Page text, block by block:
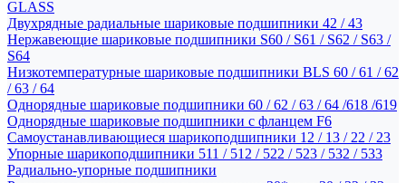
GLASS
Двухрядные радиальные шариковые подшипники 42 / 43
Нержавеющие шариковые подшипники S60 / S61 / S62 / S63 /
S64
Низкотемпературные шариковые подшипники BLS 60 / 61 / 62
/ 63 / 64
Однорядные шариковые подшипники 60 / 62 / 63 / 64 /618 /619
Однорядные шариковые подшипники с фланцем F6
Самоустанавливающиеся шарикоподшипники 12 / 13 / 22 / 23
Упорные шарикоподшипники 511 / 512 / 522 / 523 / 532 / 533
Радиально-упорные подшипники